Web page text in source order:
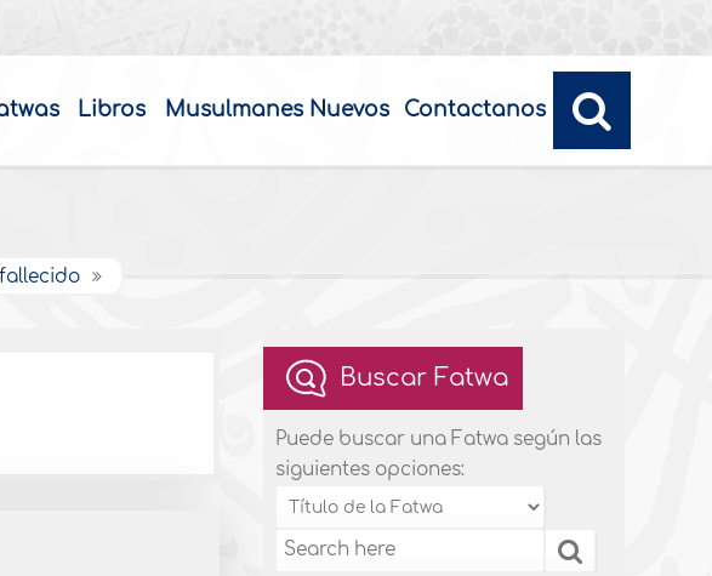
Libros Musulmanes Nuevos Contactanos
Buscar Fatwa
Puede buscar una Fatwa según las
siguientes opciones: